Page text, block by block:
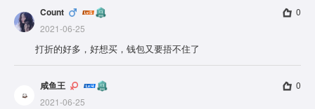
Count
2021-06-25
0
打折的好多，好想买，钱包又要捂不住了
咸鱼王
2021-06-25
0